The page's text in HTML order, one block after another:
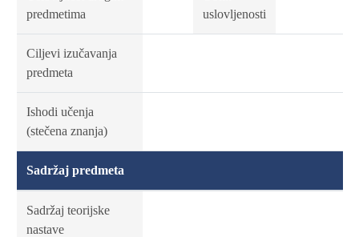
predmetima
uslovljenosti
Ciljevi izučavanja
predmeta
Ishodi učenja
(stečena znanja)
Sadržaj predmeta
Sadržaj teorijske
nastave